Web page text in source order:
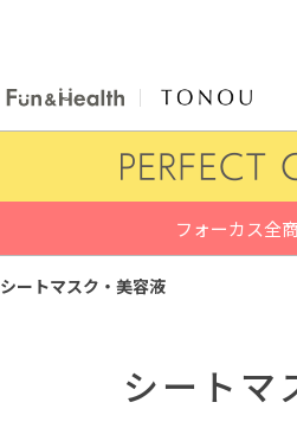
フォーカス全
シートマスク・美容液
シートマ